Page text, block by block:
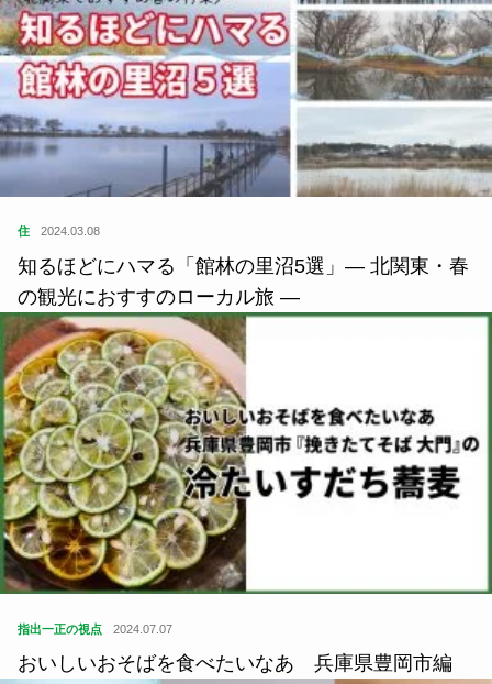
住 2024.03.08
知るほどにハマる「館林の里沼5選」— 北関東・春
の観光におすすのローカル旅 —
指出一正の視点 2024.07.07
おいしいおそばを食べたいなあ 兵庫県豊岡市編